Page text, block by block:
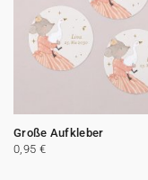
Große Aufkleber
0,95 €